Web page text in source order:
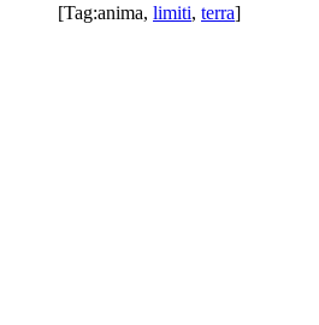
[Tag:anima, limiti, terra]